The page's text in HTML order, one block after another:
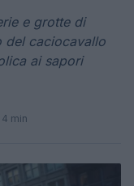
e grotte di
del caciocavallo
ai sapori
4 min